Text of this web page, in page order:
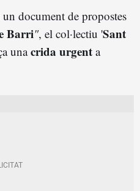
document de propostes
Barri", el col·lectiu 'Sant
unacrida urgent a